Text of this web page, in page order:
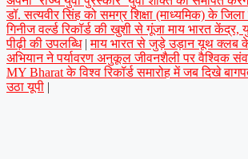
डॉ. सत्यवीर सिंह को समग्र शिक्षा (माध्यमिक) के
गिनीज वर्ल्ड रिकॉर्ड की खुशी से गूंजा माय भारत केंद्र,
पीढ़ी की उपलब्धि | माय भारत से जुड़े उड़ान यूथ क्लब
अभियान ने पर्यावरण अनुकूल जीवनशैली पर वैश्विक
MY Bharat के विश्व रिकॉर्ड समारोह में जब दिखे
उठा यूपी |